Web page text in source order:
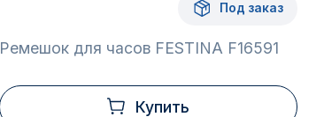
Под заказ
Ремешок для часов FESTINA F16591
Купить